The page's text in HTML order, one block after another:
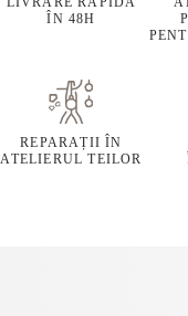
ÎN 48H
REPARAȚII ÎN
ATELIERUL TEILOR